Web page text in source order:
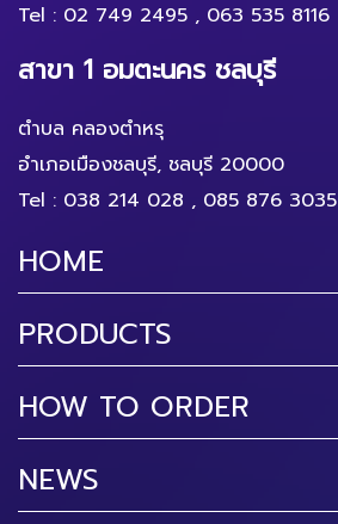
Tel : 02 749 2495 , 063 535 8116
สาขา 1 อมตะนคร ชลบุรี
ตำบล คลองตำหรุ
อำเภอเมืองชลบุรี, ชลบุรี 20000
Tel : 038 214 028 , 085 876 3035
HOME
PRODUCTS
HOW TO ORDER
NEWS